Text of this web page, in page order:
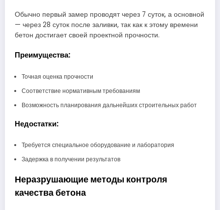
Обычно первый замер проводят через 7 суток, а основной
— через 28 суток после заливки, так как к этому времени
бетон достигает своей проектной прочности.
Преимущества:
Точная оценка прочности
Соответствие нормативным требованиям
Возможность планирования дальнейших строительных работ
Недостатки:
Требуется специальное оборудование и лаборатория
Задержка в получении результатов
Неразрушающие методы контроля
качества бетона